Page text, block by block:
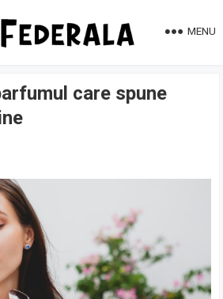
MENU
care spune